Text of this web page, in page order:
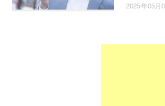
2025年05月